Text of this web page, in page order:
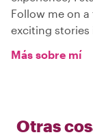
Follow me on
exciting
Más sobre mí
Otras